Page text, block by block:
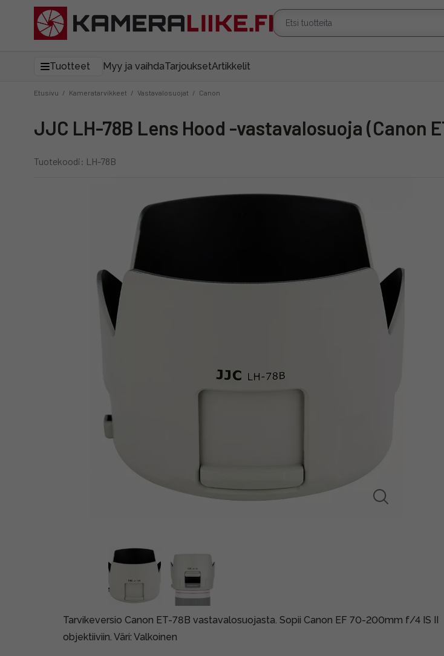
Tuotteet Myy ja vaihdaTarjouksetArtikkelit
Etusivu / Kameratarvikkeet / Vastavalosuojat / Canon
JJC LH-78B Lens Hood -vastavalosuoja (Canon
Tuotekoodi: LH-78B
Tarvikeversio Canon ET-78B vastavalosuojasta. Sopii Canon EF 70-200mm f/4 IS II
objektiiviin. Väri: Valkoinen